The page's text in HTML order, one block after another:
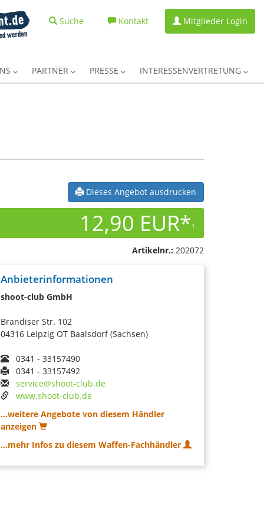
Suche Kontakt Mitglieder Login
PARTNER PRESSE INTERESSENVERTRETUNG
Dieses Angebot ausdrucken
12,90 EUR*1
Artikelnr.: 202072
Anbieterinformationen
shoot-club GmbH
Brandiser Str. 102
04316 Leipzig OT Baalsdorf (Sachsen)
0341 - 33157490
0341 - 33157492
service@shoot-club.de
www.shoot-club.de
...weitere Angebote von diesem Händler
anzeigen
...mehr Infos zu diesem Waffen-Fachhändler